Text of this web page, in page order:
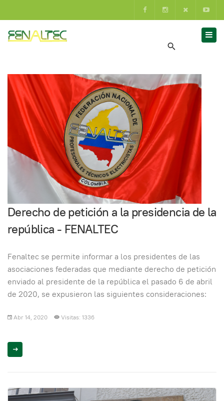
Derecho de petición a la presidencia de la
república - FENALTEC
Fenaltec se permite informar a los presidentes de las
asociaciones federadas que mediante derecho de petición
enviado al presidente de la república el pasado 6 de abril
de 2020, se expusieron las siguientes consideraciones:
Abr 14, 2020 Visitas: 1336